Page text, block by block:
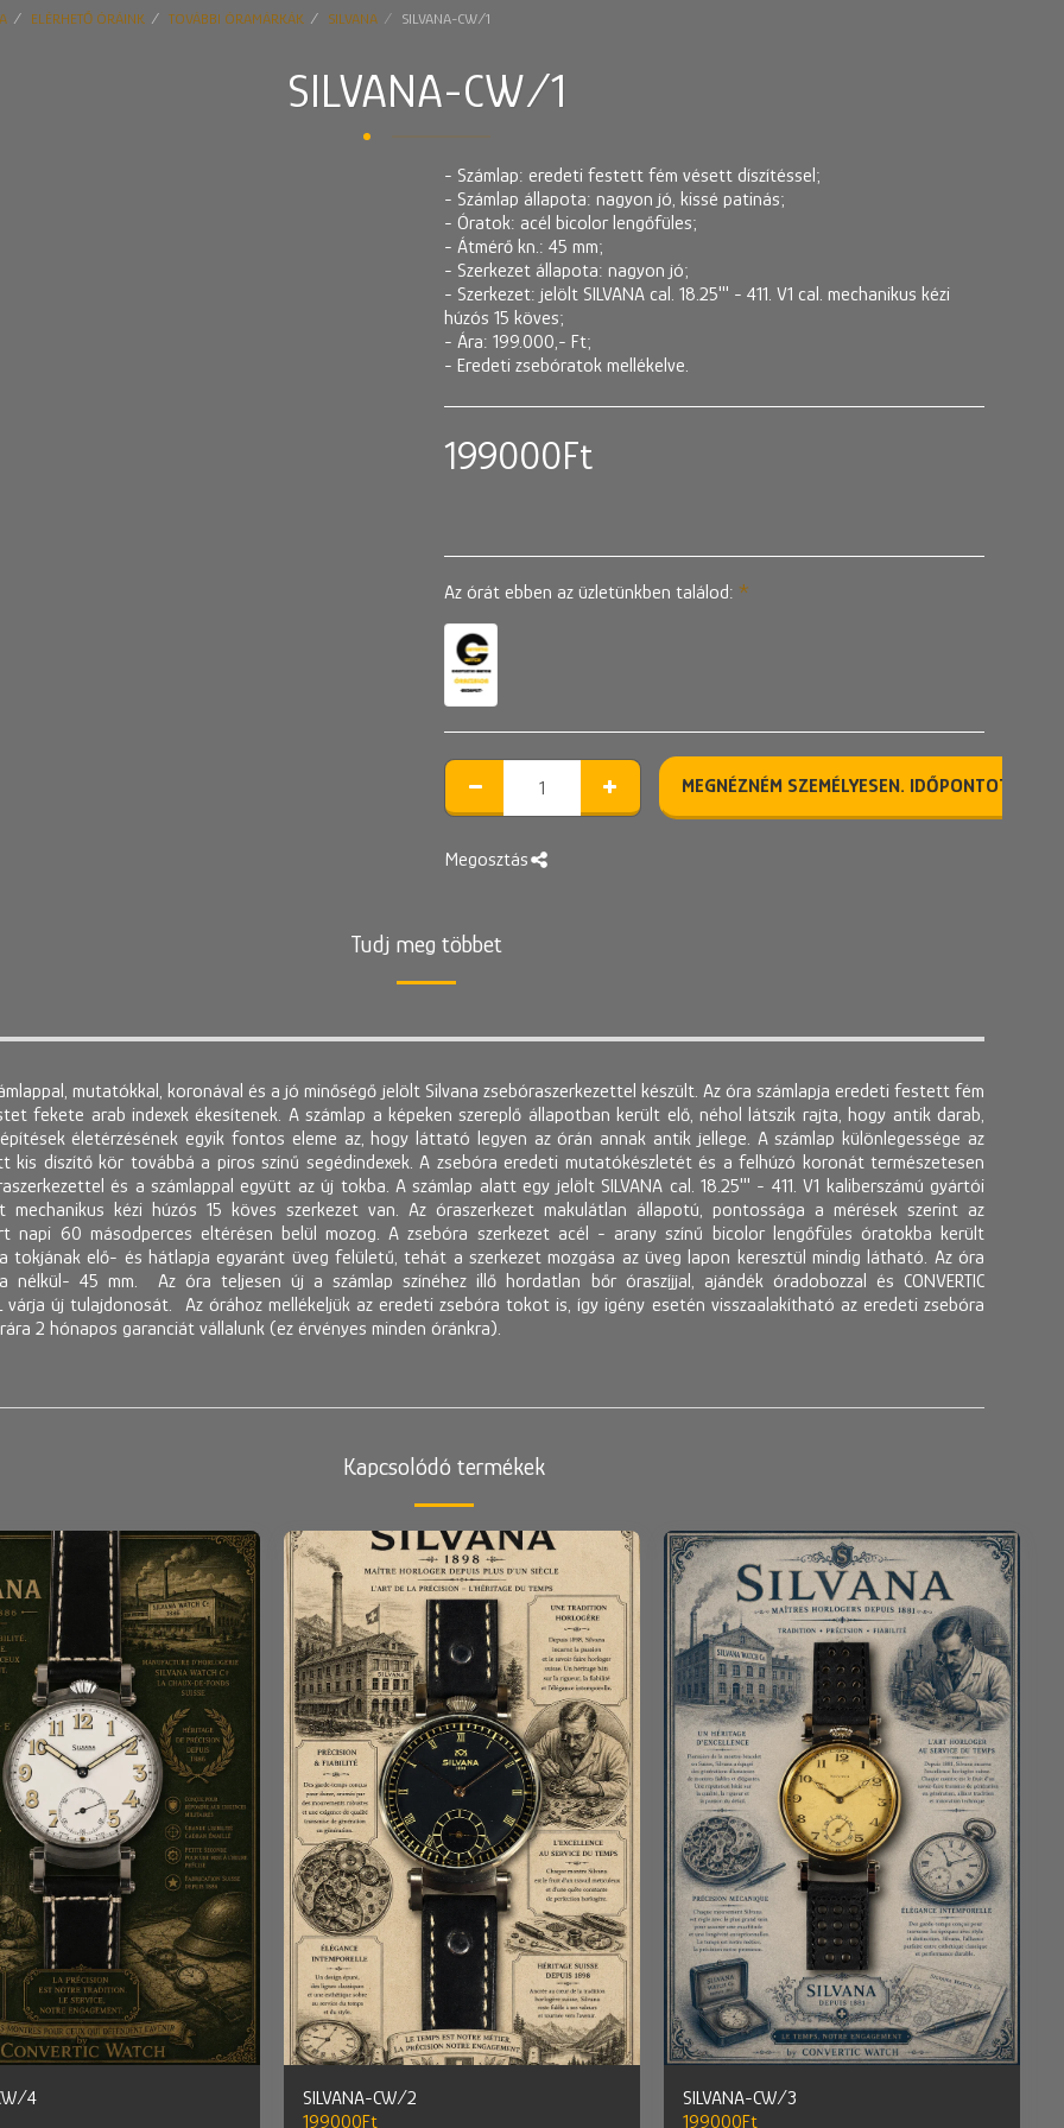
ELÉRHETŐ ÓRÁINK TOVÁBBI ÓRAMÁRKÁK SILVANA SILVANA-CW/1
SILVANA-CW/1
- Számlap: eredeti festett fém vésett díszítéssel;
- Számlap állapota: nagyon jó, kissé patinás;
- Óratok: acél bicolor lengőfüles;
- Átmérő kn.: 45 mm;
- Szerkezet állapota: nagyon jó;
- Szerkezet: jelölt SILVANA cal. 18.25''' - 411. V1 cal. mechanikus kézi
húzós 15 köves;
- Ára: 199.000,- Ft;
- Eredeti zsebóratok mellékelve.
199000Ft
Az órát ebben az üzletünkben találod: *
MEGNÉZNÉM SZEMÉLYESEN. IDŐPONTOT
Megosztás
Tudj meg többet
mutatókkal, koronával és a jó minőségő jelölt Silvana zsebóraszerkezettel készült. Az óra számlapja eredeti festett fém
fekete arab indexek ékesítenek. A számlap a képeken szereplő állapotban került elő, néhol látszik rajta, hogy antik darab,
életérzésének egyik fontos eleme az, hogy láttató legyen az órán annak antik jellege. A számlap különlegessége az
kis díszítő kör továbbá a piros színű segédindexek. A zsebóra eredeti mutatókészletét és a felhúzó koronát természetesen
és a számlappal együtt az új tokba. A számlap alatt egy jelölt SILVANA cal. 18.25''' - 411. V1 kaliberszámú gyártói
mechanikus kézi húzós 15 köves szerkezet van. Az óraszerkezet makulátlan állapotú, pontossága a mérések szerint az
napi 60 másodperces eltérésen belül mozog. A zsebóra szerkezet acél - arany színű bicolor lengőfüles óratokba került
tokjának elő- és hátlapja egyaránt üveg felületű, tehát a szerkezet mozgása az üveg lapon keresztül mindig látható. Az óra
nélkül- 45 mm. Az óra teljesen új a számlap színéhez illő hordatlan bőr óraszíjjal, ajándék óradobozzal és CONVERTIC
várja új tulajdonosát. Az órához mellékeljük az eredeti zsebóra tokot is, így igény esetén visszaalakítható az eredeti zsebóra
2 hónapos garanciát vállalunk (ez érvényes minden óránkra).
Kapcsolódó termékek
4
SILVANA-CW/2
199000Ft
SILVANA-CW/3
199000Ft